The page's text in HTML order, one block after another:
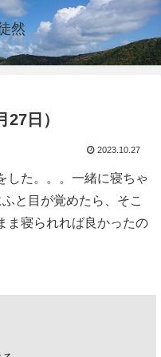
然
日）
2023.10.27
した。。。一緒に寝ちゃ
と目が覚めたら、そこ
ま寝られれば良かったの